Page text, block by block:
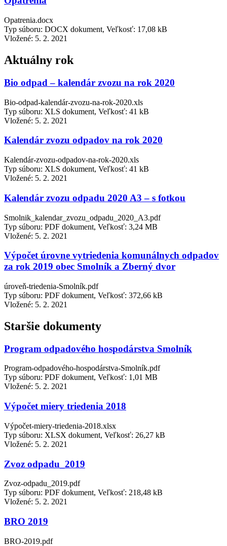
Opatrenia.docx
Typ súboru: DOCX dokument, Veľkosť: 17,08 kB
Vložené: 5. 2. 2021
Aktuálny rok
Bio odpad – kalendár zvozu na rok 2020
Bio-odpad-kalendár-zvozu-na-rok-2020.xls
Typ súboru: XLS dokument, Veľkosť: 41 kB
Vložené: 5. 2. 2021
Kalendár zvozu odpadov na rok 2020
Kalendár-zvozu-odpadov-na-rok-2020.xls
Typ súboru: XLS dokument, Veľkosť: 41 kB
Vložené: 5. 2. 2021
Kalendár zvozu odpadu 2020 A3 – s fotkou
Smolnik_kalendar_zvozu_odpadu_2020_A3.pdf
Typ súboru: PDF dokument, Veľkosť: 3,24 MB
Vložené: 5. 2. 2021
Výpočet úrovne vytriedenia komunálnych odpadov
za rok 2019 obec Smolník a Zberný dvor
úroveň-triedenia-Smolník.pdf
Typ súboru: PDF dokument, Veľkosť: 372,66 kB
Vložené: 5. 2. 2021
Staršie dokumenty
Program odpadového hospodárstva Smolník
Program-odpadového-hospodárstva-Smolník.pdf
Typ súboru: PDF dokument, Veľkosť: 1,01 MB
Vložené: 5. 2. 2021
Výpočet miery triedenia 2018
Výpočet-miery-triedenia-2018.xlsx
Typ súboru: XLSX dokument, Veľkosť: 26,27 kB
Vložené: 5. 2. 2021
Zvoz odpadu_2019
Zvoz-odpadu_2019.pdf
Typ súboru: PDF dokument, Veľkosť: 218,48 kB
Vložené: 5. 2. 2021
BRO 2019
BRO-2019.pdf